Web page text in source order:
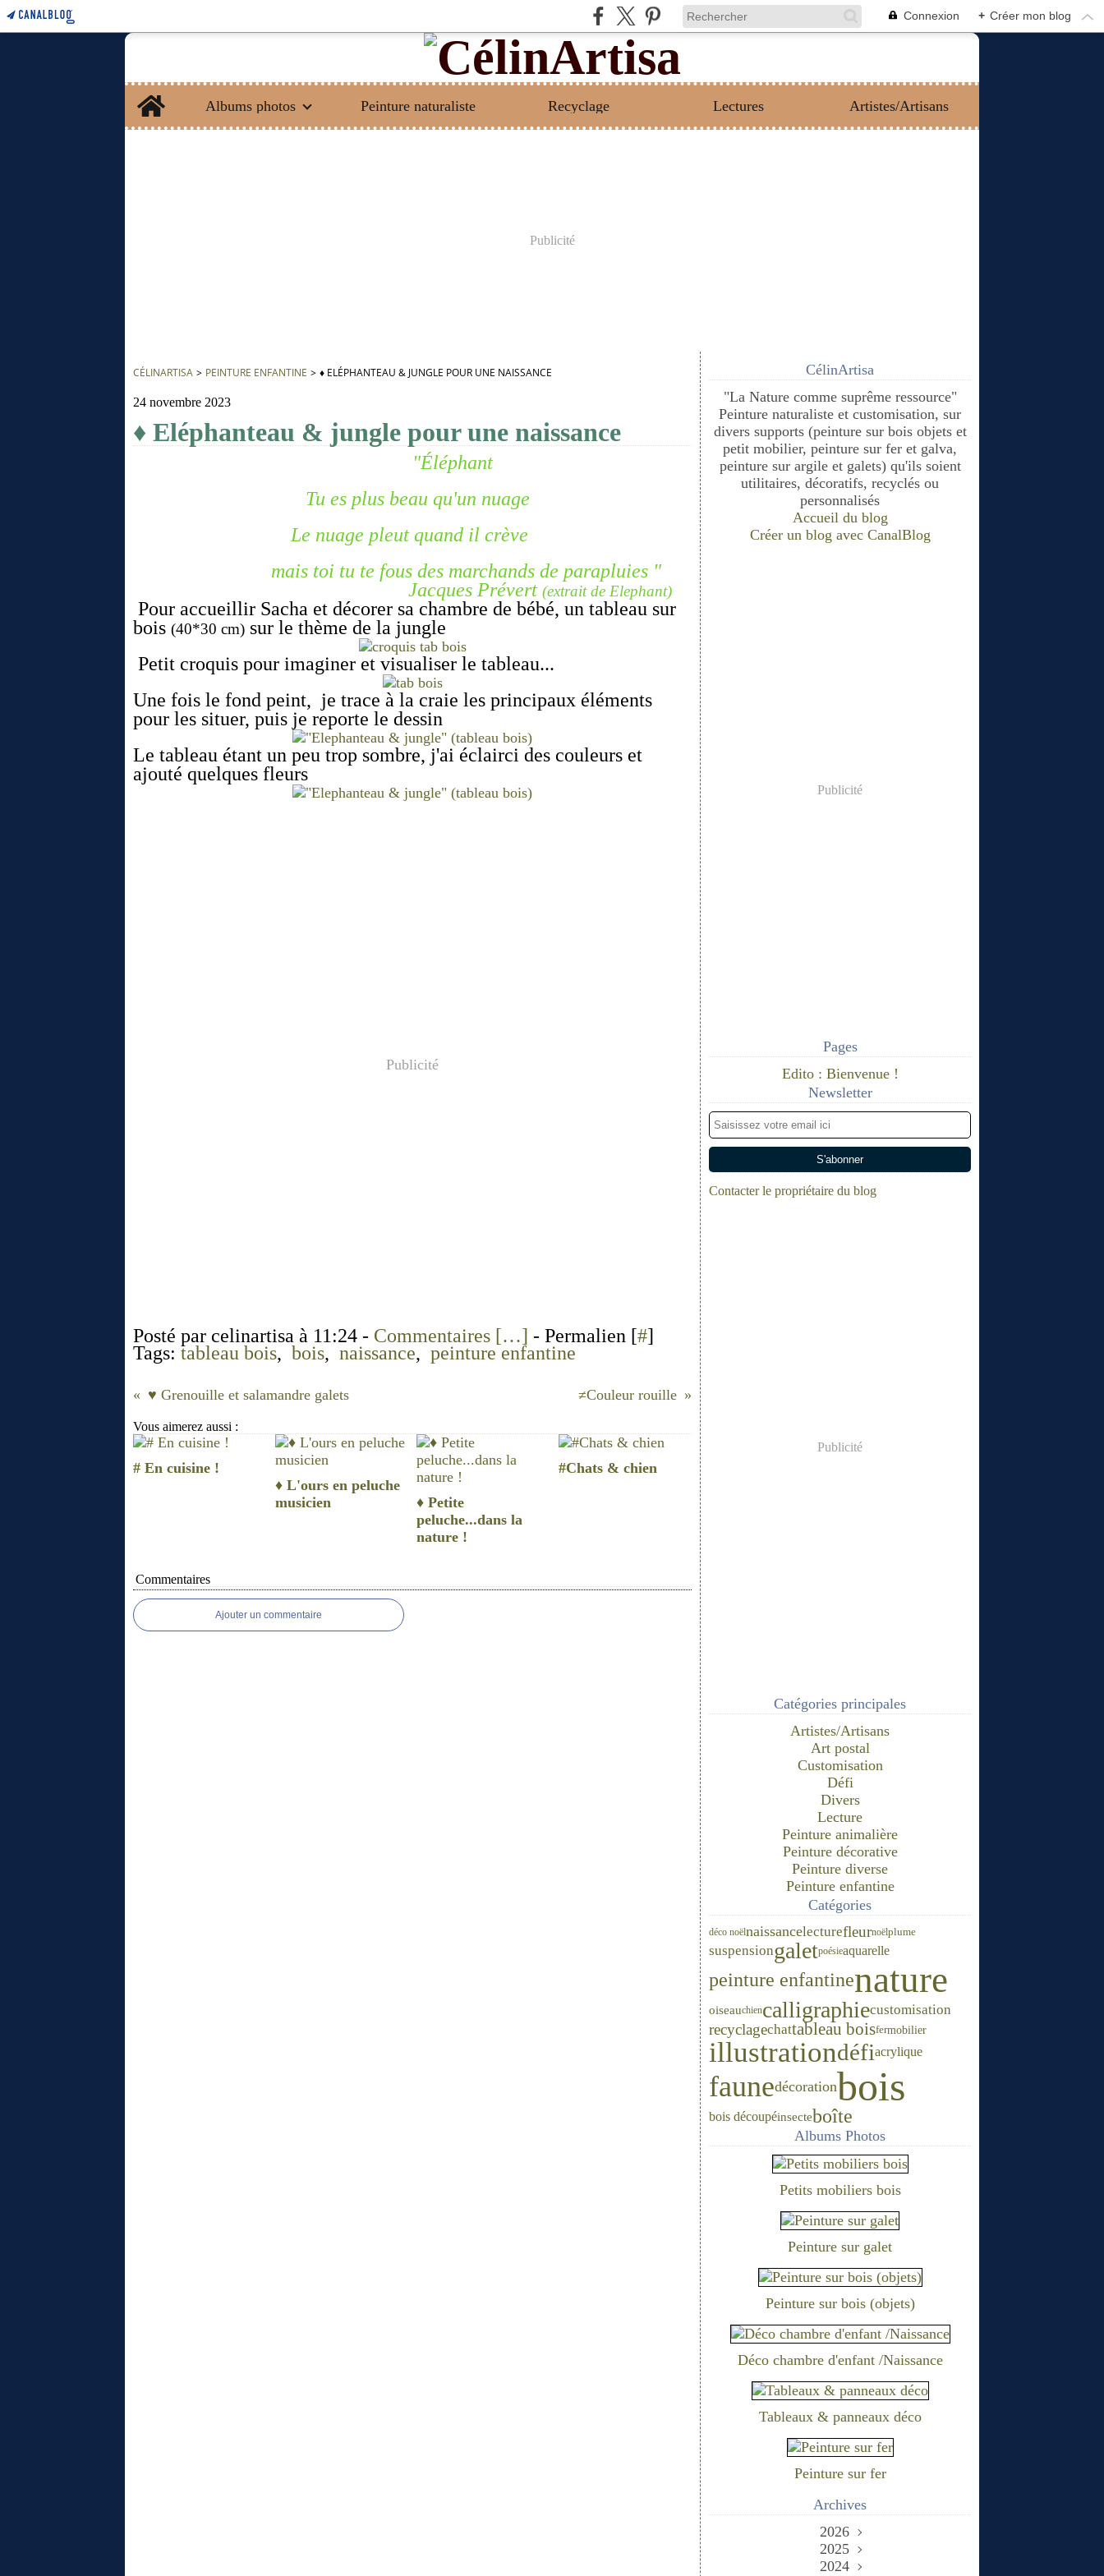
Connexion + Créer mon blog
Home
Albums photos
Peinture naturaliste Recyclage Lectures Artistes/Artisans
Publicité
CÉLINARTISA > PEINTURE ENFANTINE > ♦ ELÉPHANTEAU & JUNGLE POUR UNE NAISSANCE
24 novembre 2023
♦ Eléphanteau & jungle pour une naissance
"Éléphant
Tu es plus beau qu'un nuage
Le nuage pleut quand il crève
mais toi tu te fous des marchands de parapluies "
Jacques Prévert (extrait de Elephant)
Pour accueillir Sacha et décorer sa chambre de bébé, un tableau sur
bois (40*30 cm) sur le thème de la jungle
Petit croquis pour imaginer et visualiser le tableau...
Une fois le fond peint, je trace à la craie les principaux éléments
pour les situer, puis je reporte le dessin
Le tableau étant un peu trop sombre, j'ai éclairci des couleurs et
ajouté quelques fleurs
Publicité
Posté par celinartisa à 11:24 - Commentaires […] - Permalien [#]
Tags: tableau bois, bois, naissance, peinture enfantine
♥ Grenouille et salamandre galets ≠Couleur rouille
Vous aimerez aussi :
# En cuisine !
♦ L'ours en peluche
musicien
♦ Petite
peluche...dans la
nature !
#Chats & chien
Commentaires
Ajouter un commentaire
CélinArtisa
"La Nature comme suprême ressource"
Peinture naturaliste et customisation, sur
divers supports (peinture sur bois objets et
petit mobilier, peinture sur fer et galva,
peinture sur argile et galets) qu'ils soient
utilitaires, décoratifs, recyclés ou
personnalisés
Accueil du blog
Créer un blog avec CanalBlog
Publicité
Pages
Edito : Bienvenue !
Newsletter
Contacter le propriétaire du blog
Publicité
Catégories principales
Artistes/Artisans
Art postal
Customisation
Défi
Divers
Lecture
Peinture animalière
Peinture décorative
Peinture diverse
Peinture enfantine
Catégories
déco noëlnaissancelecturefleurnoëlplume
suspensiongaletpoésieaquarelle
peinture enfantinenature
oiseauchiencalligraphiecustomisation
recyclagechattableau boisfermobilier
illustrationdéfiacrylique
faunedécorationbois
bois découpéinsecteboîte
Albums Photos
Petits mobiliers bois
Peinture sur galet
Peinture sur bois (objets)
Déco chambre d'enfant /Naissance
Tableaux & panneaux déco
Peinture sur fer
Archives
2026
Juin (2)
Mai (1)
2025
Décembre
2024